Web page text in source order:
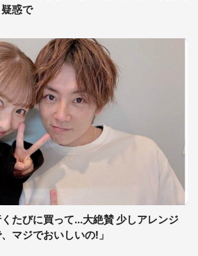
惑で
たびに買って...大絶賛 少しアレンジ
マジでおいしいの!」